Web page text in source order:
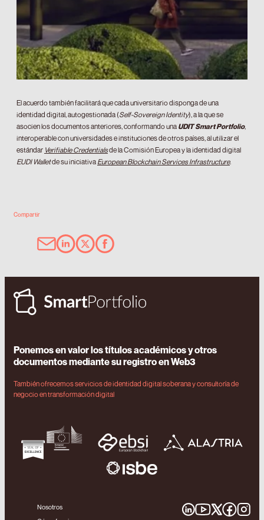
El acuerdo también facilitará que cada universitario disponga de una
identidad digital, autogestionada (Self-Sovereign Identity), a la que se
asocien los documentos anteriores, conformando una UDIT Smart Portfolio,
interoperable con universidades e instituciones de otros países, al utilizar el
estándar Verifiable Credentialsde la Comisión Europea y la identidad digital
EUDI Walletde su iniciativa European Blockchain Services Infrastructure.
Compartir
Ponemos en valor los títulos académicos y otros
documentos mediante su registro en Web3
También ofrecemos servicios de identidad digital soberana y consultoría de
negocio en transformación digital
Nosotros